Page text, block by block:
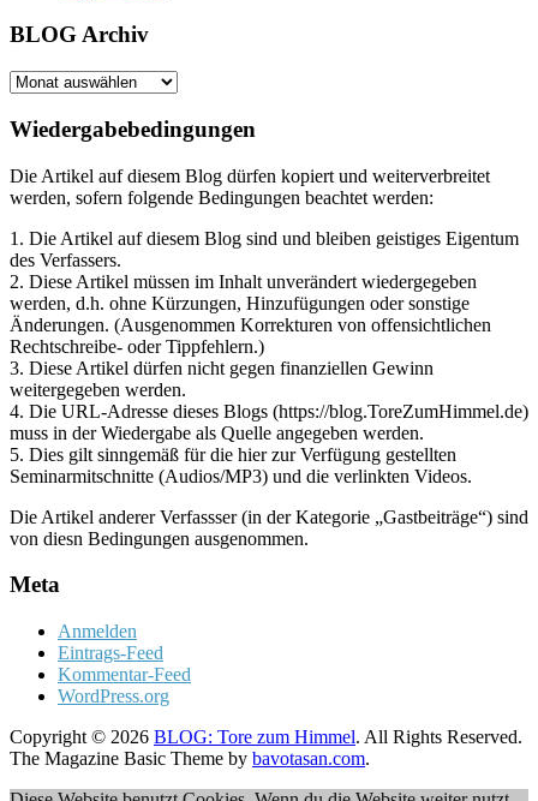
BLOG Archiv
BLOG
Wiedergabebedingungen
Die Artikel auf diesem Blog dürfen kopiert und weiterverbreitet
werden, sofern folgende Bedingungen beachtet werden:
1. Die Artikel auf diesem Blog sind und bleiben geistiges Eigentum
des Verfassers.
2. Diese Artikel müssen im Inhalt unverändert wiedergegeben
werden, d.h. ohne Kürzungen, Hinzufügungen oder sonstige
Änderungen. (Ausgenommen Korrekturen von offensichtlichen
Rechtschreibe- oder Tippfehlern.)
3. Diese Artikel dürfen nicht gegen finanziellen Gewinn
weitergegeben werden.
4. Die URL-Adresse dieses Blogs (https://blog.ToreZumHimmel.de)
muss in der Wiedergabe als Quelle angegeben werden.
5. Dies gilt sinngemäß für die hier zur Verfügung gestellten
Seminarmitschnitte (Audios/MP3) und die verlinkten Videos.
Die Artikel anderer Verfassser (in der Kategorie „Gastbeiträge“) sind
von diesn Bedingungen ausgenommen.
Meta
Anmelden
Eintrags-Feed
Kommentar-Feed
WordPress.org
Copyright © 2026 BLOG: Tore zum Himmel. All Rights Reserved.
The Magazine Basic Theme by bavotasan.com.